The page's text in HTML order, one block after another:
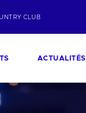
CLUB
ACTUALITÉS